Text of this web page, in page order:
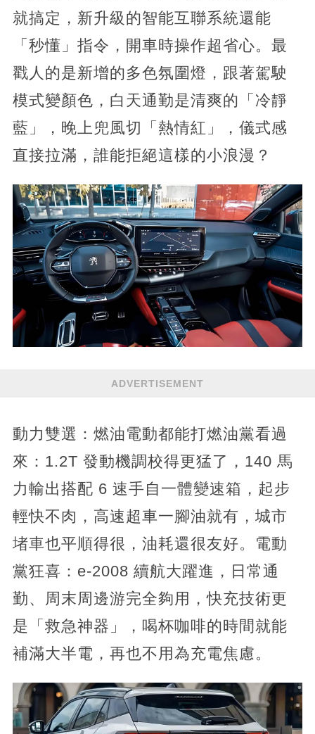
就搞定，新升級的智能互聯系統還能
「秒懂」指令，開車時操作超省心。最
戳人的是新增的多色氛圍燈，跟著駕駛
模式變顏色，白天通勤是清爽的「冷靜
藍」，晚上兜風切「熱情紅」，儀式感
直接拉滿，誰能拒絕這樣的小浪漫？
ADVERTISEMENT
動力雙選：燃油電動都能打燃油黨看過
來：1.2T 發動機調校得更猛了，140 馬
力輸出搭配 6 速手自一體變速箱，起步
輕快不肉，高速超車一腳油就有，城市
堵車也平順得很，油耗還很友好。電動
黨狂喜：e-2008 續航大躍進，日常通
勤、周末周邊游完全夠用，快充技術更
是「救急神器」，喝杯咖啡的時間就能
補滿大半電，再也不用為充電焦慮。